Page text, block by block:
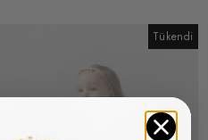
Tükendi